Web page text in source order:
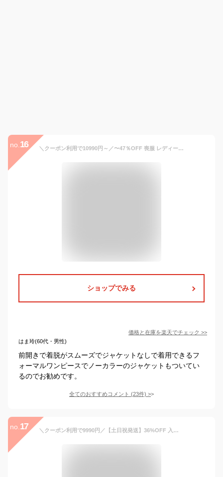
no. 16 ＼クーポン利用で10990円～／〜47％OFF 喪服 レディース ブラックフォーマル 礼服 アンサンブル オールシーズン対応 フォーマル 洗える 前開き 大きいサイズ 30代 40代 50代 体型カバー スタイルアップ おしゃれ 即日発送 試着チケット対象
ショップでみる
価格と在庫を楽天でチェック >>
はま玲(60代・男性)
前開きで着脱がスムーズでジャケットなしで着用できるフ
ォーマルワンピースでノーカラーのジャケットもついてい
るのでお勧めです。
全てのおすすめコメント (23件) >
no. 17 ＼クーポン利用で9990円／【土日祝発送】36%OFF 入学式 スーツ 母親 ママスーツ ワンピース セットアップ 入園式 卒園式 卒業式 お宮参り 七五三 レディース フォーマル スーツ セレモニースーツ 黒 ネイビー カジュアル おしゃれ コーデ かっこいい 試着チケット対象